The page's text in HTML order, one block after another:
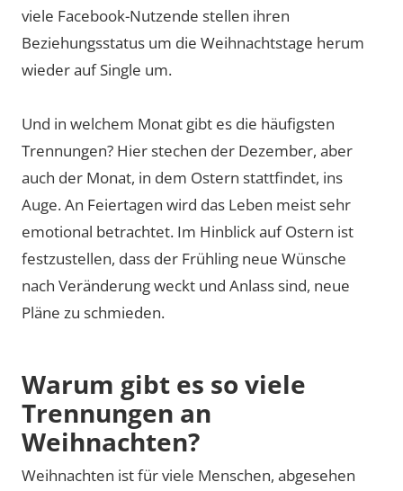
viele Facebook-Nutzende stellen ihren
Beziehungsstatus um die Weihnachtstage herum
wieder auf Single um.
Und in welchem Monat gibt es die häufigsten
Trennungen? Hier stechen der Dezember, aber
auch der Monat, in dem Ostern stattfindet, ins
Auge. An Feiertagen wird das Leben meist sehr
emotional betrachtet. Im Hinblick auf Ostern ist
festzustellen, dass der Frühling neue Wünsche
nach Veränderung weckt und Anlass sind, neue
Pläne zu schmieden.
Warum gibt es so viele
Trennungen an
Weihnachten?
Weihnachten ist für viele Menschen, abgesehen